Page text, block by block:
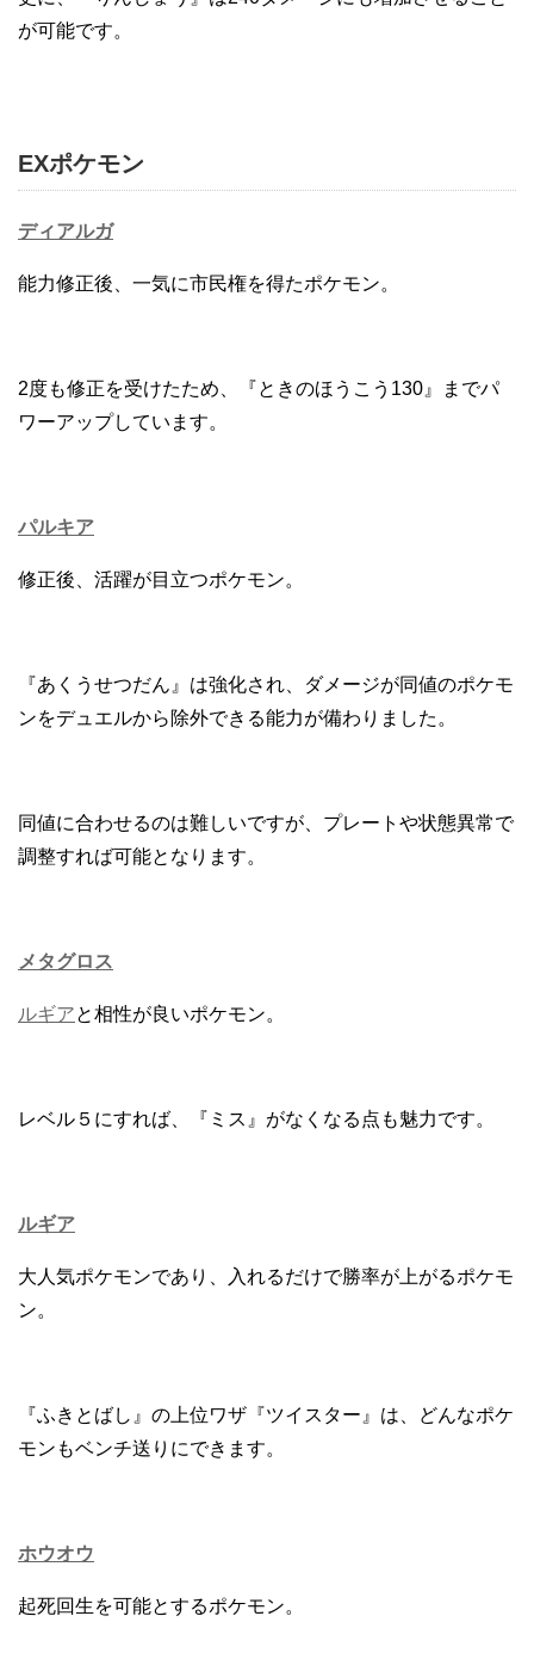
が可能です。
EXポケモン
ディアルガ
能力修正後、一気に市民権を得たポケモン。
2度も修正を受けたため、『ときのほうこう130』までパ
ワーアップしています。
パルキア
修正後、活躍が目立つポケモン。
『あくうせつだん』は強化され、ダメージが同値のポケモ
ンをデュエルから除外できる能力が備わりました。
同値に合わせるのは難しいですが、プレートや状態異常で
調整すれば可能となります。
メタグロス
ルギアと相性が良いポケモン。
レベル５にすれば、『ミス』がなくなる点も魅力です。
ルギア
大人気ポケモンであり、入れるだけで勝率が上がるポケモ
ン。
『ふきとばし』の上位ワザ『ツイスター』は、どんなポケ
モンもベンチ送りにできます。
ホウオウ
起死回生を可能とするポケモン。